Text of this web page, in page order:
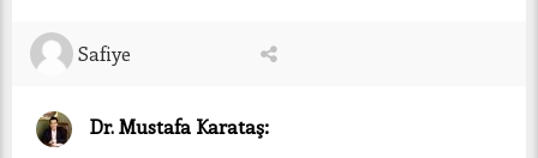
Safiye
Dr. Mustafa Karataş: